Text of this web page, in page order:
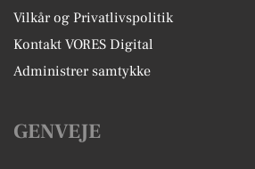
Vilkår og Privatlivspolitik
Kontakt VORES Digital
Administrer samtykke
GENVEJE